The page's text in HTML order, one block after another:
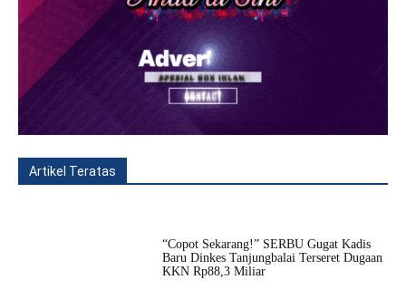
Artikel Teratas
“Copot Sekarang!” SERBU Gugat Kadis
Baru Dinkes Tanjungbalai Terseret Dugaan
KKN Rp88,3 Miliar